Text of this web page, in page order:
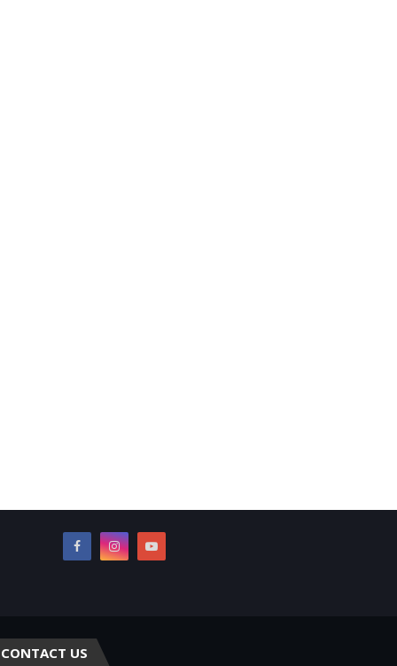
CONTACT US